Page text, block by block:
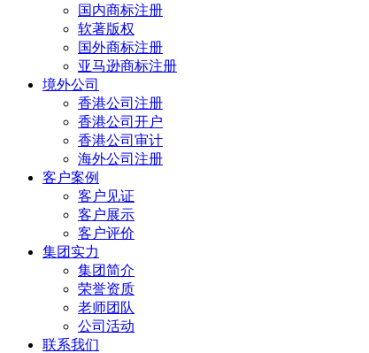
国内商标注册
软著版权
国外商标注册
亚马逊商标注册
境外公司
香港公司注册
香港公司开户
香港公司审计
海外公司注册
客户案例
客户见证
客户展示
客户评价
集团实力
集团简介
荣誉资质
老师团队
公司活动
联系我们